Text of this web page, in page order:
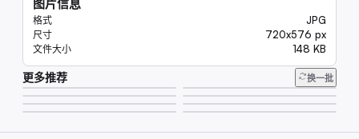
图片信息
格式 JPG
尺寸 720x576 px
文件大小 148 KB
更多推荐 换一批
6.6K
10K
6.6K
17K
9.8K
8.2K
6.7K